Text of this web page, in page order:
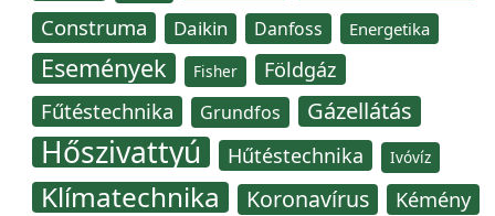
Construma Daikin Danfoss Energetika
Események Fisher Földgáz
Fűtéstechnika Grundfos Gázellátás
Hőszivattyú Hűtéstechnika Ivóvíz
Klímatechnika Koronavírus Kémény